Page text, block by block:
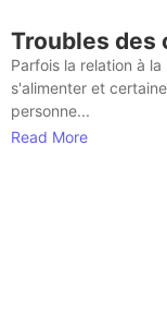
Troubles des
Parfois la relation à
s'alimenter et
personne...
Read More